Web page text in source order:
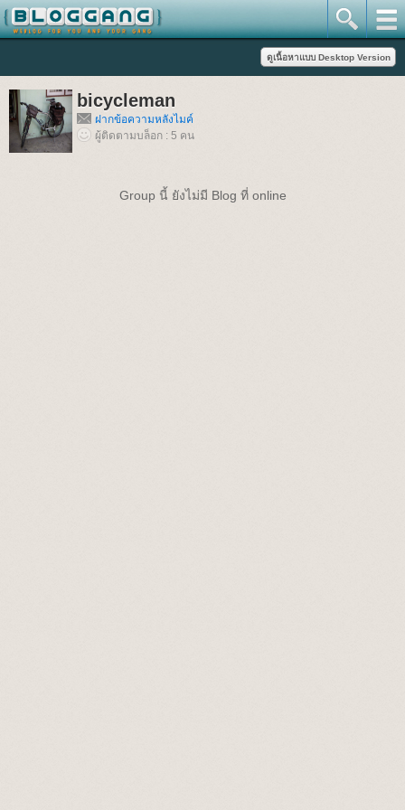
bicycleman
ฝากข้อความหลังไมค์
ผู้ติดตามบล็อก : 5 คน
Group นี้ ยังไม่มี Blog ที่ online